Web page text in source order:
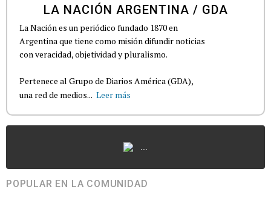
LA NACIÓN ARGENTINA / GDA
La Nación es un periódico fundado 1870 en
Argentina que tiene como misión difundir noticias
con veracidad, objetividad y pluralismo.
Pertenece al Grupo de Diarios América (GDA),
una red de medios... Leer más
...
POPULAR EN LA COMUNIDAD